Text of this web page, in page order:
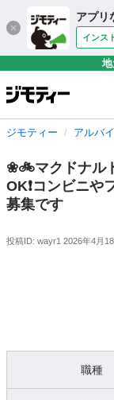
アプリ
インス
ジモティー アルバ
❀🚲マクドナル
OK❗️コンビニ
募集です
投稿ID: wayr1 2026年4月
職種